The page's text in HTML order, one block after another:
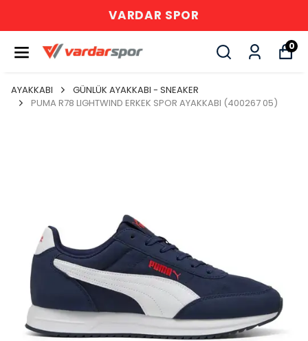
VARDAR SPOR
0
AYAKKABI
GÜNLÜK AYAKKABI - SNEAKER
PUMA R78 LIGHTWIND ERKEK SPOR AYAKKABI (400267 05)